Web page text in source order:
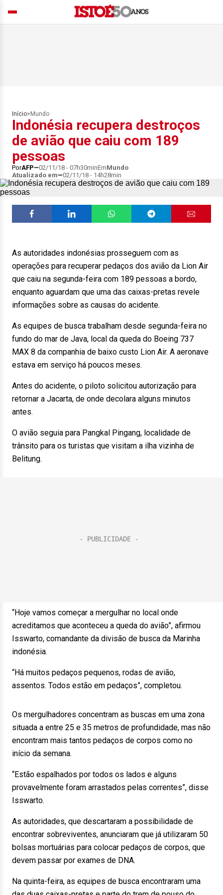
Início> Mundo
Indonésia recupera destroços
de avião que caiu com 189
pessoas
PorAFP 02/11/18 - 07h30minEmMundo
Atualizado em
02/11/18 - 14h28min
As autoridades indonésias prosseguem com as
operações para recuperar pedaços dos avião da Lion Air
que caiu na segunda-feira com 189 pessoas a bordo,
enquanto aguardam que uma das caixas-pretas revele
informações sobre as causas do acidente.
As equipes de busca trabalham desde segunda-feira no
fundo do mar de Java, local da queda do Boeing 737
MAX 8 da companhia de baixo custo Lion Air. A aeronave
estava em serviço há poucos meses.
Antes do acidente, o piloto solicitou autorização para
retornar a Jacarta, de onde decolara alguns minutos
antes.
O avião seguia para Pangkal Pingang, localidade de
trânsito para os turistas que visitam a ilha vizinha de
Belitung.
“Hoje vamos começar a mergulhar no local onde
acreditamos que aconteceu a queda do avião”, afirmou
Isswarto, comandante da divisão de busca da Marinha
indonésia.
“Há muitos pedaços pequenos, rodas de avião,
assentos. Todos estão em pedaços”, completou.
Os mergulhadores concentram as buscas em uma zona
situada a entre 25 e 35 metros de profundidade, mas não
encontram mais tantos pedaços de corpos como no
início da semana.
“Estão espalhados por todos os lados e alguns
provavelmente foram arrastados pelas correntes”, disse
Isswarto.
As autoridades, que descartaram a possibilidade de
encontrar sobreviventes, anunciaram que já utilizaram 50
bolsas mortuárias para colocar pedaços de corpos, que
devem passar por exames de DNA.
Na quinta-feira, as equipes de busca encontraram uma